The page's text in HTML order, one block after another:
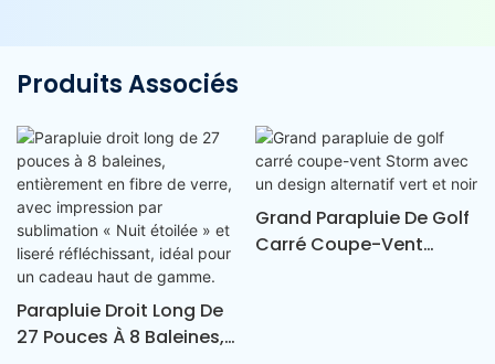
Produits Associés
Parapluie Droit Long De
27 Pouces À 8 Baleines,
Grand Parapluie De Golf
Carré Coupe-Vent